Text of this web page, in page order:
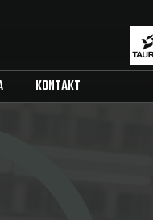
KONTAKT